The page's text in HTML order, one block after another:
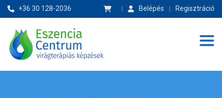
Belépés Regisztráció
+36 30 128-2036